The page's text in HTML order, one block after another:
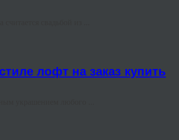
лофт на заказ купить